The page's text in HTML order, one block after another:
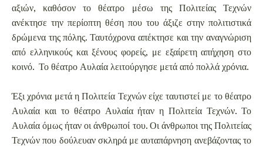
αξιών, καθόσον το θέατρο μέσω της Πολιτείας Τεχνών
ανέκτησε την περίοπτη θέση που του άξιζε στην πολιτιστικά
δρώμενα της πόλης. Ταυτόχρονα απέκτησε και την αναγνώριση
από ελληνικούς και ξένους φορείς, με εξαίρετη απήχηση στο
κοινό. Το θέατρο Αυλαία λειτούργησε μετά από πολλά χρόνια.
Έξι χρόνια μετά η Πολιτεία Τεχνών είχε ταυτιστεί με το θέατρο
Αυλαία και το θέατρο Αυλαία ήταν η Πολιτεία Τεχνών. Το
Αυλαία όμως ήταν οι άνθρωποί του. Οι άνθρωποι της Πολιτείας
Τεχνών που δούλευαν σκληρά με αυταπάρνηση ανεβάζοντας το